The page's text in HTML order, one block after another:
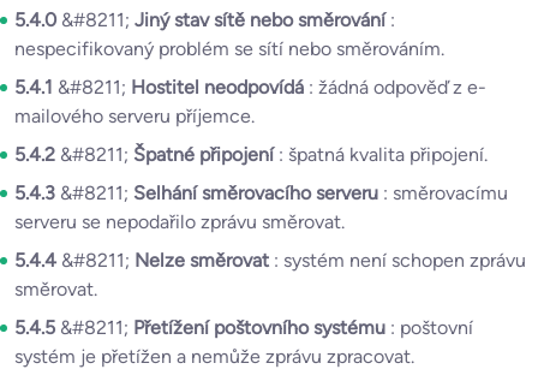
5.4.0 &#8211; Jiný stav sítě nebo směrování :
nespecifikovaný problém se sítí nebo směrováním.
5.4.1 &#8211; Hostitel neodpovídá : žádná odpověď z e-
mailového serveru příjemce.
5.4.2 &#8211; Špatné připojení : špatná kvalita připojení.
5.4.3 &#8211; Selhání směrovacího serveru : směrovacímu
serveru se nepodařilo zprávu směrovat.
5.4.4 &#8211; Nelze směrovat : systém není schopen zprávu
směrovat.
5.4.5 &#8211; Přetížení poštovního systému : poštovní
systém je přetížen a nemůže zprávu zpracovat.